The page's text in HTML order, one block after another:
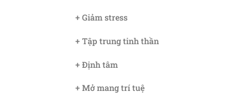
+ Giảm stress
+ Tập trung tinh thần
+ Định tâm
+ Mở mang trí tuệ